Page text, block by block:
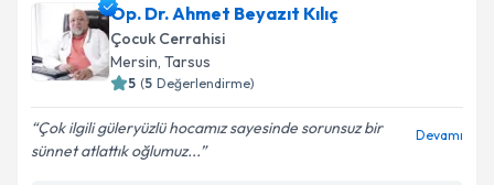
Op. Dr. Mehmet Mazlum Turgutiçin randevu
takvimi talebi oluşturun. Size bu uzmandan randevu
almanız için bir takvim hazırlandığında e-posta ile
bilgilendireceğiz.
E-posta Adresiniz
Op. Dr. Ahmet Beyazıt Kılıç
Çocuk Cerrahisi
Mersin, Tarsus
5 (5 Değerlendirme)
Çok ilgili güleryüzlü hocamız sayesinde sorunsuz bir
sünnet atlattık oğlumuz...
Devamı